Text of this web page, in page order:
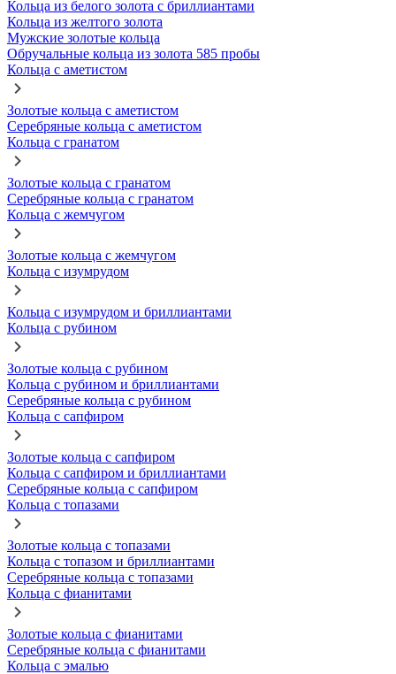
Кольца из белого золота с бриллиантами
Кольца из желтого золота
Мужские золотые кольца
Обручальные кольца из золота 585 пробы
Кольца с аметистом
Золотые кольца с аметистом
Серебряные кольца с аметистом
Кольца с гранатом
Золотые кольца с гранатом
Серебряные кольца с гранатом
Кольца с жемчугом
Золотые кольца с жемчугом
Кольца с изумрудом
Кольца с изумрудом и бриллиантами
Кольца с рубином
Золотые кольца с рубином
Кольца с рубином и бриллиантами
Серебряные кольца с рубином
Кольца с сапфиром
Золотые кольца с сапфиром
Кольца с сапфиром и бриллиантами
Серебряные кольца с сапфиром
Кольца с топазами
Золотые кольца с топазами
Кольца с топазом и бриллиантами
Серебряные кольца с топазами
Кольца с фианитами
Золотые кольца с фианитами
Серебряные кольца с фианитами
Кольца с эмалью